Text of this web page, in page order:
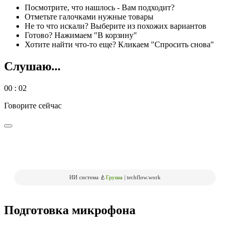
Посмотрите, что нашлось - Вам подходит?
Отметьте галочками нужные товары
Не то что искали? Выберите из похожих вариантов
Готово? Нажимаем "В корзину"
Хотите найти что-то еще? Кликаем "Спросить снова"
Слушаю...
00 : 02
Говорите сейчас
ИИ система 🍐Груша | techflow.work
Подготовка микрофона